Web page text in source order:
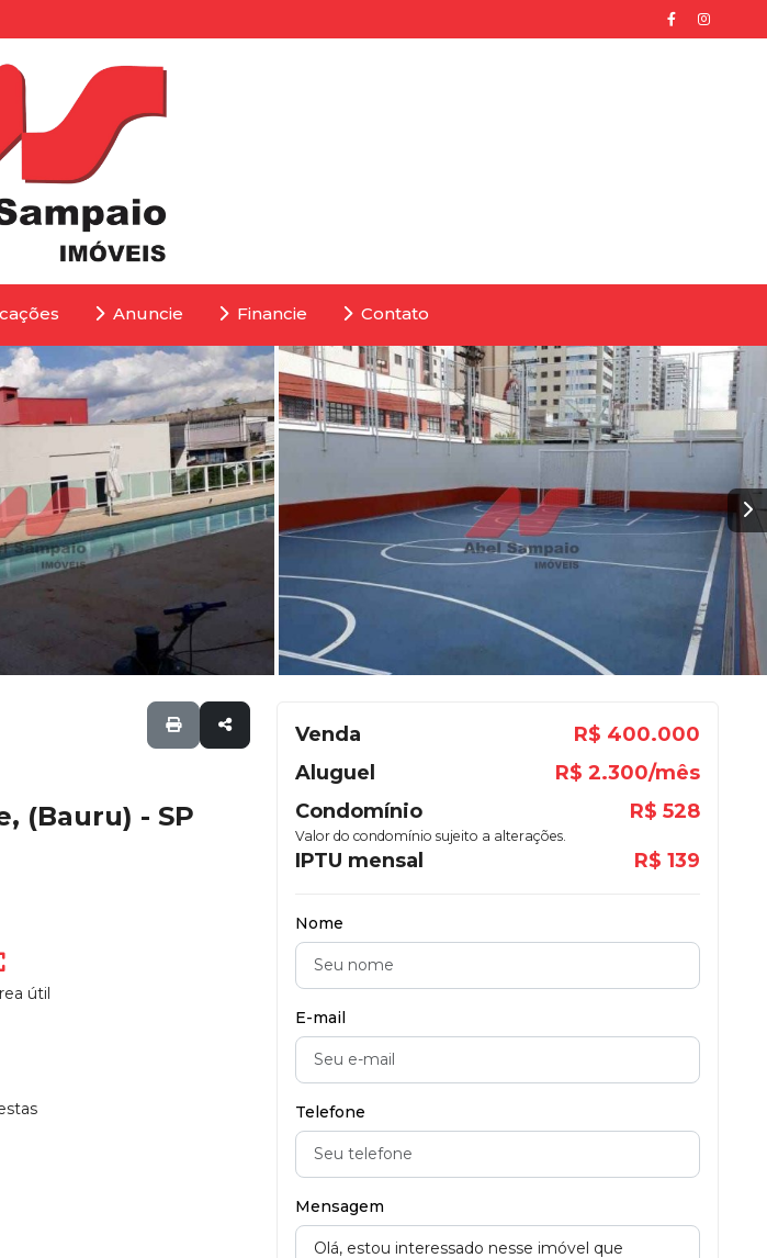
Anuncie Financie Contato
(Bauru) - SP
útil
Venda
R$ 400.000
Aluguel
R$ 2.300/mês
Condomínio
R$ 528
Valor do condomínio sujeito a alterações.
IPTU mensal R$ 139
Nome
E-mail
Telefone
Mensagem